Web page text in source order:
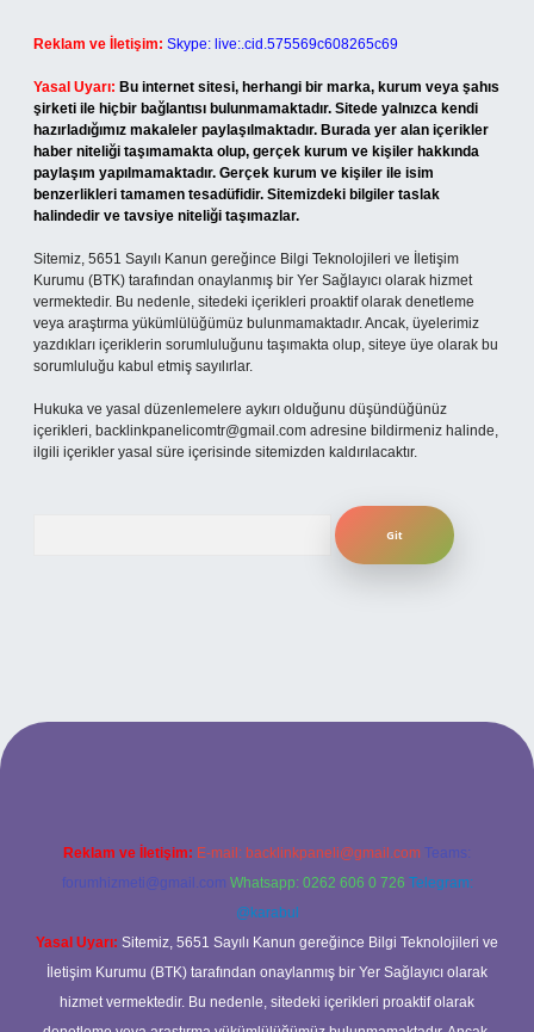
Reklam ve İletişim: Skype: live:.cid.575569c608265c69
Yasal Uyarı: Bu internet sitesi, herhangi bir marka, kurum veya şahıs
şirketi ile hiçbir bağlantısı bulunmamaktadır. Sitede yalnızca kendi
hazırladığımız makaleler paylaşılmaktadır. Burada yer alan içerikler
haber niteliği taşımamakta olup, gerçek kurum ve kişiler hakkında
paylaşım yapılmamaktadır. Gerçek kurum ve kişiler ile isim
benzerlikleri tamamen tesadüfidir. Sitemizdeki bilgiler taslak
halindedir ve tavsiye niteliği taşımazlar.
Sitemiz, 5651 Sayılı Kanun gereğince Bilgi Teknolojileri ve İletişim
Kurumu (BTK) tarafından onaylanmış bir Yer Sağlayıcı olarak hizmet
vermektedir. Bu nedenle, sitedeki içerikleri proaktif olarak denetleme
veya araştırma yükümlülüğümüz bulunmamaktadır. Ancak, üyelerimiz
yazdıkları içeriklerin sorumluluğunu taşımakta olup, siteye üye olarak bu
sorumluluğu kabul etmiş sayılırlar.
Hukuka ve yasal düzenlemelere aykırı olduğunu düşündüğünüz
içerikleri, backlinkpanelicomtr@gmail.com adresine bildirmeniz halinde,
ilgili içerikler yasal süre içerisinde sitemizden kaldırılacaktır.
giriş
Reklam ve İletişim: E-mail: backlinkpaneli@gmail.com Teams:
forumhizmeti@gmail.com Whatsapp: 0262 606 0 726 Telegram:
@karabul
Yasal Uyarı: Sitemiz, 5651 Sayılı Kanun gereğince Bilgi Teknolojileri ve
İletişim Kurumu (BTK) tarafından onaylanmış bir Yer Sağlayıcı olarak
hizmet vermektedir. Bu nedenle, sitedeki içerikleri proaktif olarak